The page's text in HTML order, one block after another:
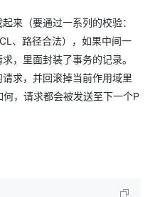
来（要通过一系列的校验：
、路径合法），如果中间一
，里面封装了事务的记录。
求，并回滚掉当前作用域里
，请求都会被发送至下一个P